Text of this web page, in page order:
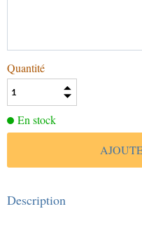
Quantité
En stock
Description